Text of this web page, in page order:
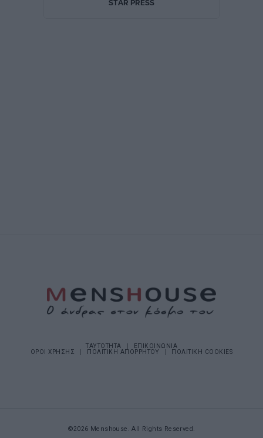
ΤΑΥΤΟΤΗΤΑ
ΕΠΙΚΟΙΝΩΝΙΑ
ΟΡΟΙ ΧΡΗΣΗΣ
ΠΟΛΙΤΙΚΗ ΑΠΟΡΡΗΤΟΥ ΠΟΛΙΤΙΚΗ COOKIES
©2026 Menshouse. All Rights Reserved.